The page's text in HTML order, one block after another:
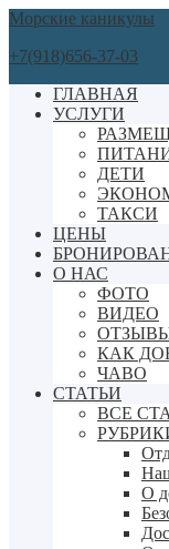
Морские каникулы
+7(918)656-37-03
ГЛАВНАЯ
УСЛУГИ
ДЕТИ
ТАКСИ
ЦЕНЫ
О НАС
ФОТО
ВИДЕО
КАК
ЧАВО
СТАТЬИ
ВСЕ
О